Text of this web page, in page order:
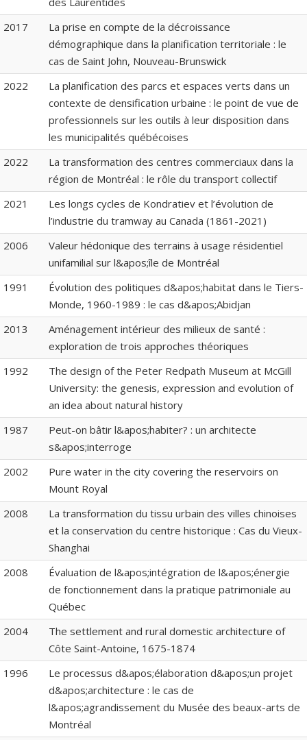
2017
La prise en compte de la décroissance
démographique dans la planification territoriale : le
cas de Saint John, Nouveau-Brunswick
2022
La planification des parcs et espaces verts dans un
contexte de densification urbaine : le point de vue de
professionnels sur les outils à leur disposition dans
les municipalités québécoises
2022
La transformation des centres commerciaux dans la
région de Montréal : le rôle du transport collectif
2021
Les longs cycles de Kondratiev et l’évolution de
l’industrie du tramway au Canada (1861-2021)
2006
Valeur hédonique des terrains à usage résidentiel
unifamilial sur l&apos;île de Montréal
1991
Évolution des politiques d&apos;habitat dans le Tiers-
Monde, 1960-1989 : le cas d&apos;Abidjan
2013
Aménagement intérieur des milieux de santé :
exploration de trois approches théoriques
1992
The design of the Peter Redpath Museum at McGill
University: the genesis, expression and evolution of
an idea about natural history
1987
Peut-on bâtir l&apos;habiter? : un architecte
s&apos;interroge
2002
Pure water in the city covering the reservoirs on
Mount Royal
2008
La transformation du tissu urbain des villes chinoises
et la conservation du centre historique : Cas du Vieux-
Shanghai
2008
Évaluation de l&apos;intégration de l&apos;énergie
de fonctionnement dans la pratique patrimoniale au
Québec
2004
The settlement and rural domestic architecture of
Côte Saint-Antoine, 1675-1874
1996
Le processus d&apos;élaboration d&apos;un projet
d&apos;architecture : le cas de
l&apos;agrandissement du Musée des beaux-arts de
Montréal